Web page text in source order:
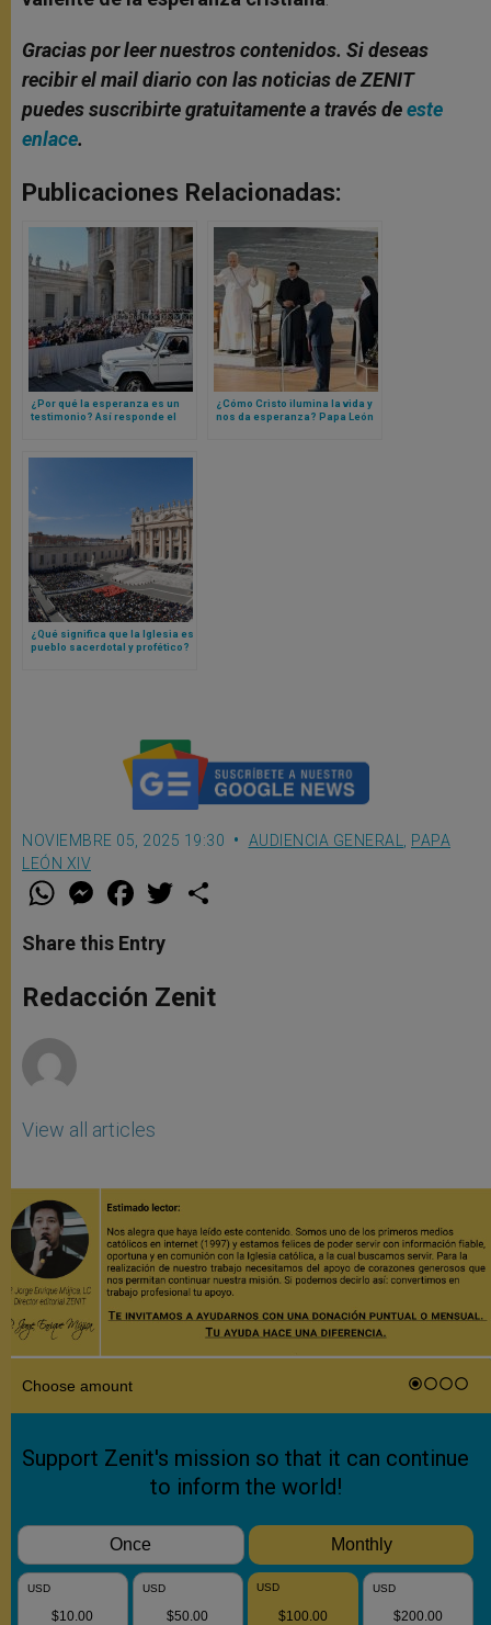
Gracias por leer nuestros contenidos. Si deseas
recibir el mail diario con las noticias de ZENIT
puedes suscribirte gratuitamente a través deeste
enlace.
Publicaciones Relacionadas:
¿Por qué la esperanza es un
testimonio? Así responde el
¿Cómo Cristo ilumina la vida y
nos da esperanza? Papa León
¿Qué significa que la Iglesia es
pueblo sacerdotal y profético?
NOVIEMBRE 05, 2025 19:30 AUDIENCIA GENERAL
PAPA
LEÓN XIV
W
t
s
p
p
M
e
s
e
g
e
F
a
e
b
o
k
w
r
Share this Entry
Redacción Zenit
View all articles